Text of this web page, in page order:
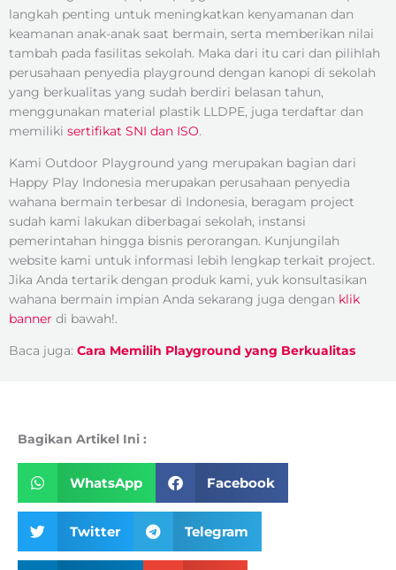
langkah penting untuk meningkatkan kenyamanan dan
keamanan anak-anak saat bermain, serta memberikan nilai
tambah pada fasilitas sekolah. Maka dari itu cari dan pilihlah
perusahaan penyedia playground dengan kanopi di sekolah
yang berkualitas yang sudah berdiri belasan tahun,
menggunakan material plastik LLDPE, juga terdaftar dan
memiliki sertifikat SNI dan ISO.
Kami Outdoor Playground yang merupakan bagian dari
Happy Play Indonesia merupakan perusahaan penyedia
wahana bermain terbesar di Indonesia, beragam project
sudah kami lakukan diberbagai sekolah, instansi
pemerintahan hingga bisnis perorangan. Kunjungilah
website kami untuk informasi lebih lengkap terkait project.
Jika Anda tertarik dengan produk kami, yuk konsultasikan
wahana bermain impian Anda sekarang juga dengan klik
banner di bawah!.
Baca juga: Cara Memilih Playground yang Berkualitas
Bagikan Artikel Ini :
WhatsApp Facebook
Twitter Telegram